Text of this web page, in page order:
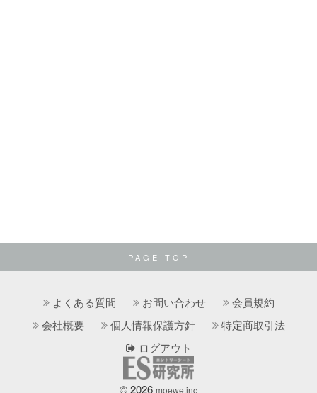
PAGE TOP
よくある質問 お問い合わせ
会員規約
会社概要
個人情報保護方針
特定商取引法
ログアウト
© 2026 moewe.inc